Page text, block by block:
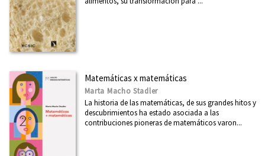
Matemáticas x matemáticas
Marta Macho Stadler
La historia de las matemáticas, de sus grandes hitos y
descubrimientos ha estado asociada a las
contribuciones pioneras de matemáticos varon...